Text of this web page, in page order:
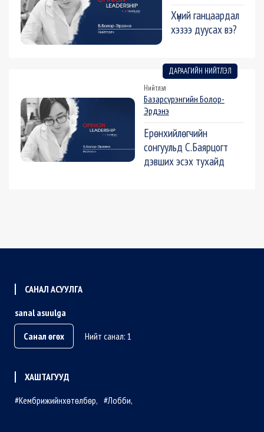
Хүний ганцаардал
хэзээ дуусах вэ?
ДАРААГИЙН НИЙТЛЭЛ
Нийтлэл
Базарсүрэнгийн Болор-
Эрдэнэ
Ерөнхийлөгчийн
сонгуульд С.Баярцогт
дэвших эсэх тухайд
САНАЛ АСУУЛГА
sanal asuulga
Санал өгөх
Нийт санал: 1
ХАШТАГУУД
Кембрижийнхөтөлбөр
Лобби